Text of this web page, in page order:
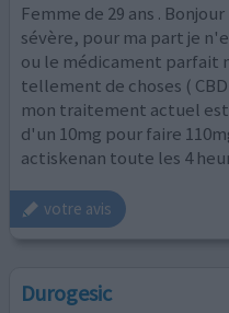
Femme de 29 ans .
sévère, pour ma part je
ou le médicament parfait
tellement de choses (
mon traitement actuel est
d'un 10mg pour faire
actiskenan toute les 4
votre avis
Durogesic